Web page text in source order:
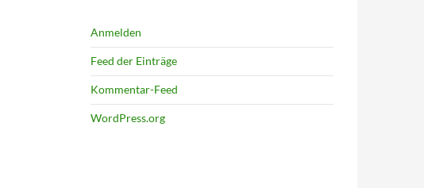
Anmelden
Feed der Einträge
Kommentar-Feed
WordPress.org